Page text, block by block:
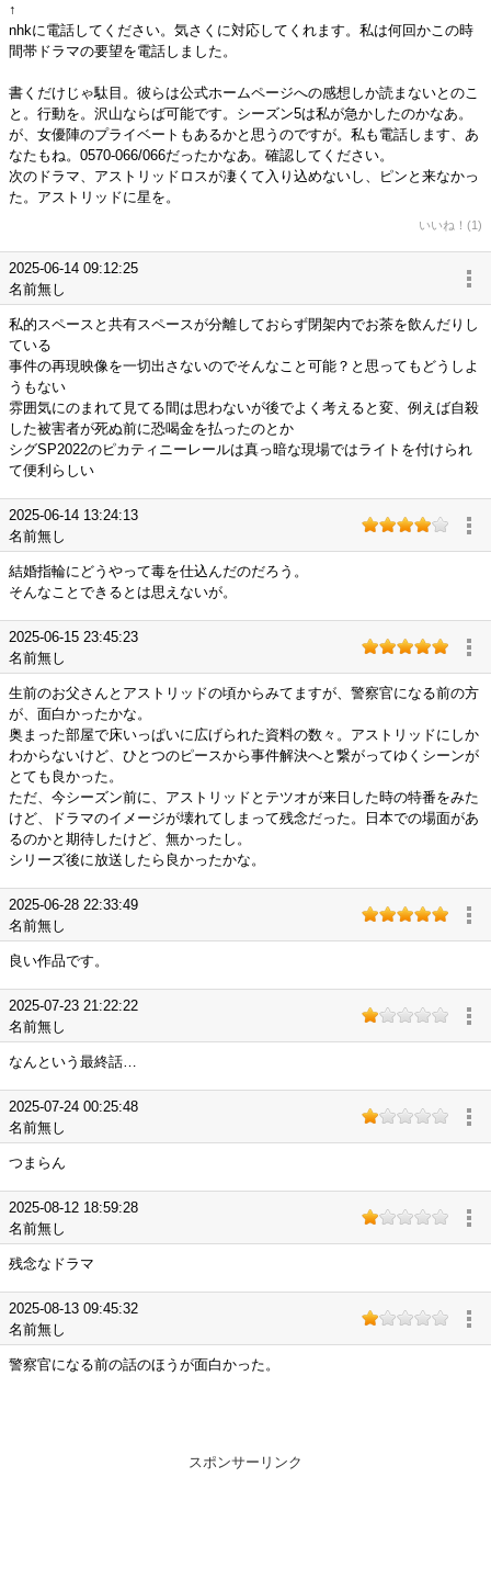
↑
nhkに電話してください。気さくに対応してくれます。私は何回かこの時
間帯ドラマの要望を電話しました。
書くだけじゃ駄目。彼らは公式ホームページへの感想しか読まないとのこ
と。行動を。沢山ならば可能です。シーズン5は私が急かしたのかなあ。
が、女優陣のプライベートもあるかと思うのですが。私も電話します、あ
なたもね。0570-066/066だったかなあ。確認してください。
次のドラマ、アストリッドロスが凄くて入り込めないし、ピンと来なかっ
た。アストリッドに星を。
いいね！(1)
2025-06-14 09:12:25
名前無し
私的スペースと共有スペースが分離しておらず閉架内でお茶を飲んだりし
ている
事件の再現映像を一切出さないのでそんなこと可能？と思ってもどうしよ
うもない
雰囲気にのまれて見てる間は思わないが後でよく考えると変、例えば自殺
した被害者が死ぬ前に恐喝金を払ったのとか
シグSP2022のピカティニーレールは真っ暗な現場ではライトを付けられ
て便利らしい
2025-06-14 13:24:13
名前無し
結婚指輪にどうやって毒を仕込んだのだろう。
そんなことできるとは思えないが。
2025-06-15 23:45:23
名前無し
生前のお父さんとアストリッドの頃からみてますが、警察官になる前の方
が、面白かったかな。
奥まった部屋で床いっぱいに広げられた資料の数々。アストリッドにしか
わからないけど、ひとつのピースから事件解決へと繋がってゆくシーンが
とても良かった。
ただ、今シーズン前に、アストリッドとテツオが来日した時の特番をみた
けど、ドラマのイメージが壊れてしまって残念だった。日本での場面があ
るのかと期待したけど、無かったし。
シリーズ後に放送したら良かったかな。
2025-06-28 22:33:49
名前無し
良い作品です。
2025-07-23 21:22:22
名前無し
なんという最終話…
2025-07-24 00:25:48
名前無し
つまらん
2025-08-12 18:59:28
名前無し
残念なドラマ
2025-08-13 09:45:32
名前無し
警察官になる前の話のほうが面白かった。
スポンサーリンク